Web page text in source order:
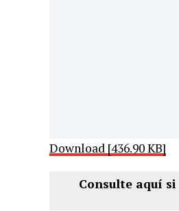
Download [436.90 KB]
Consulte aquí